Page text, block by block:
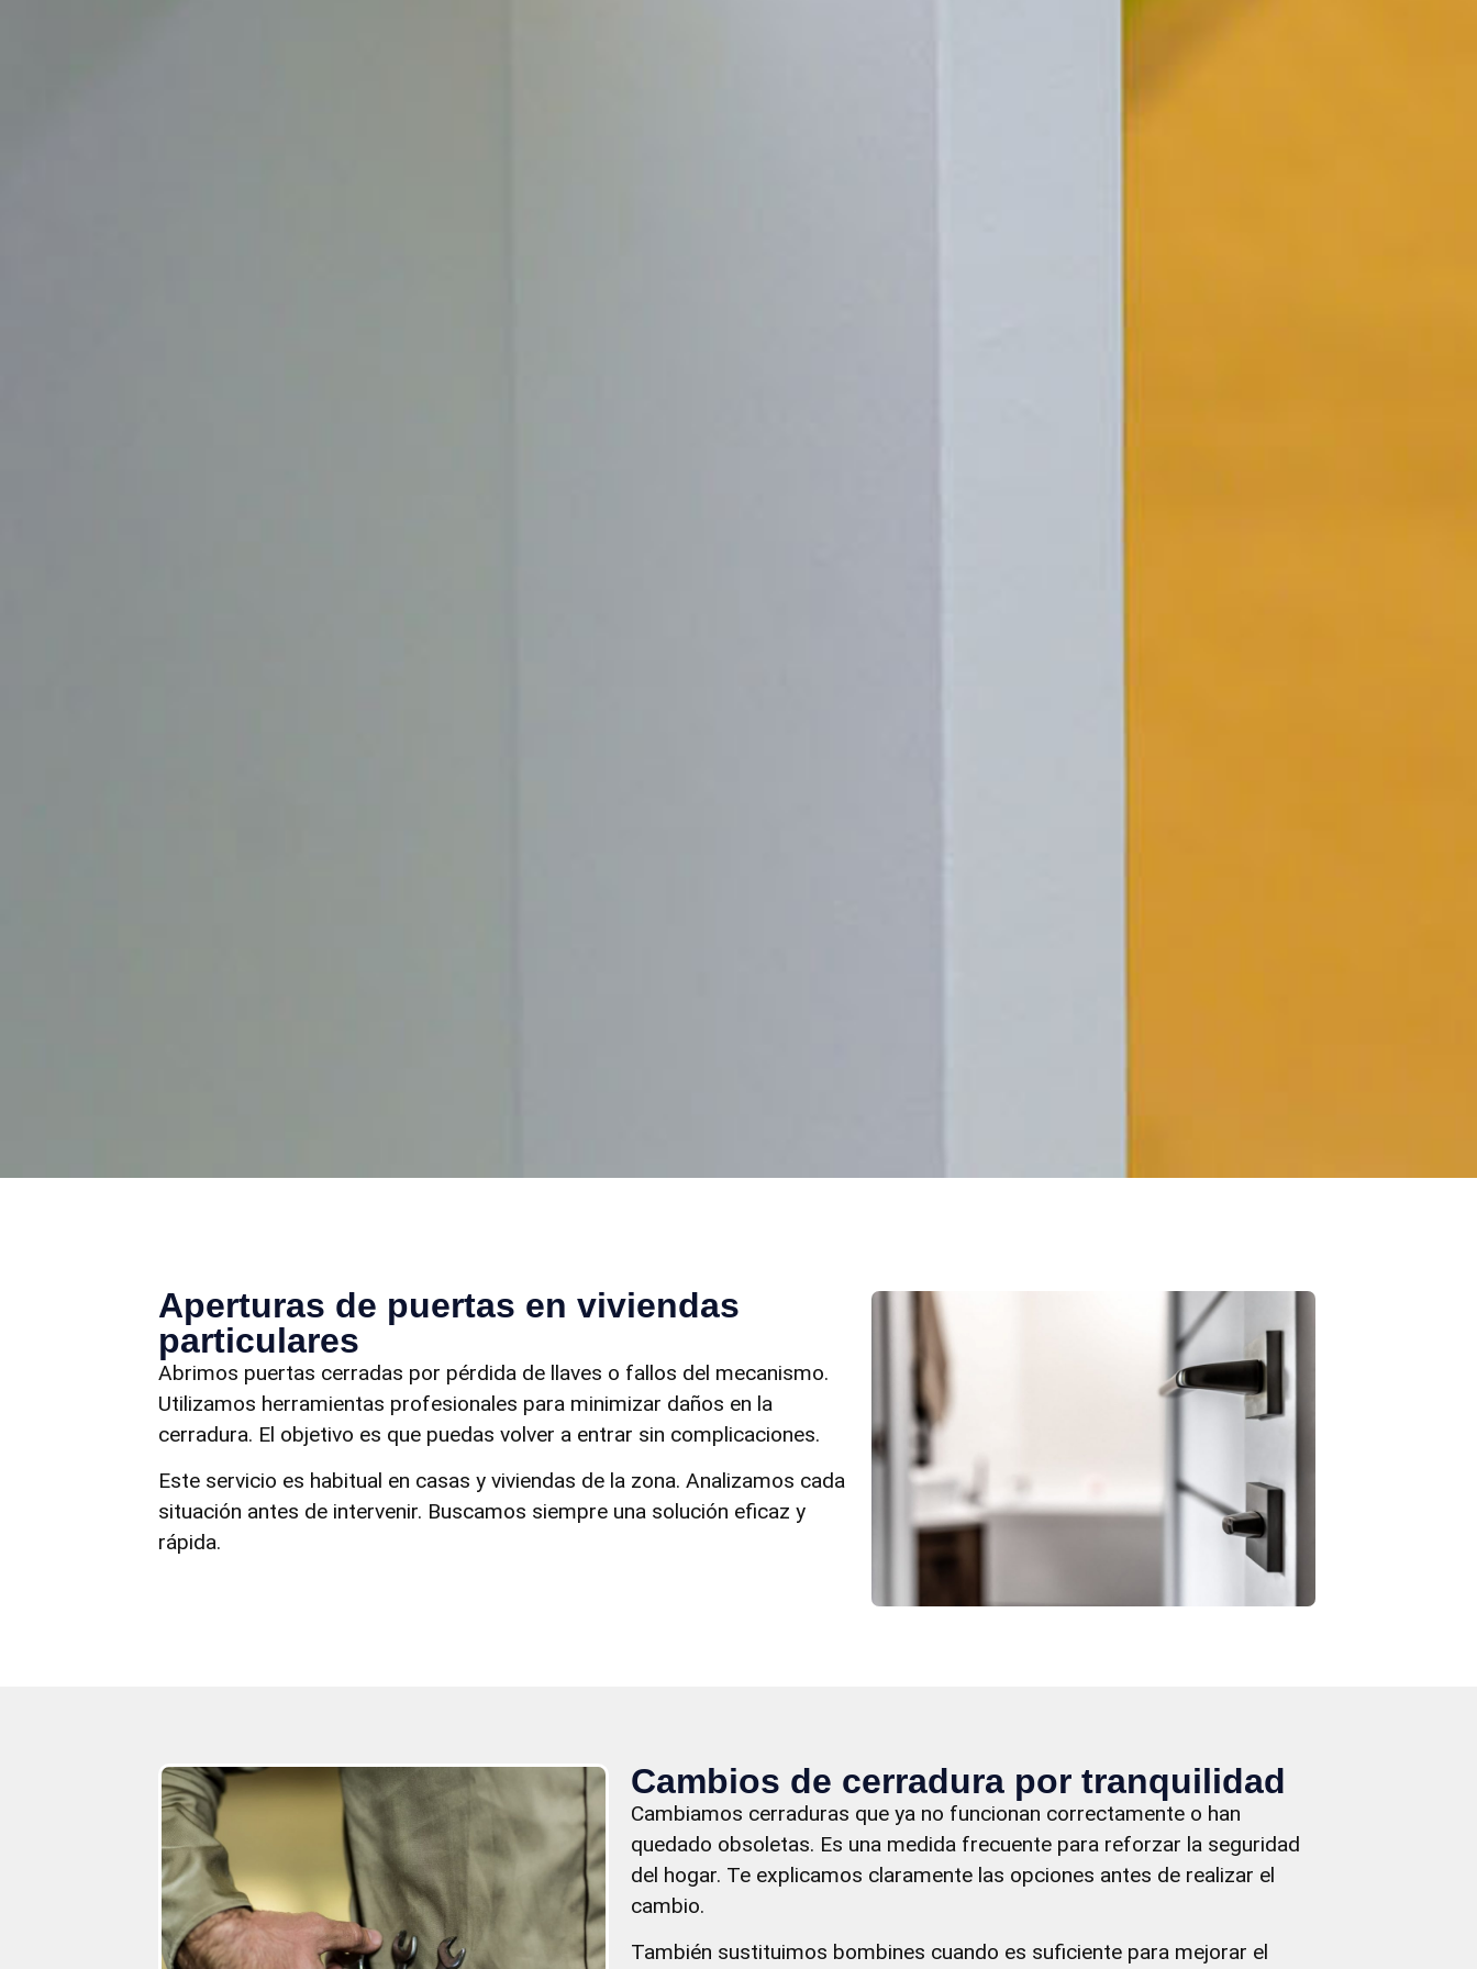
Aperturas de puertas en viviendas
particulares
Abrimos puertas cerradas por pérdida de llaves o fallos del mecanismo.
Utilizamos herramientas profesionales para minimizar daños en la
cerradura. El objetivo es que puedas volver a entrar sin complicaciones.
Este servicio es habitual en casas y viviendas de la zona. Analizamos cada
situación antes de intervenir. Buscamos siempre una solución eficaz y
rápida.
Cambios de cerradura por tranquilidad
Cambiamos cerraduras que ya no funcionan correctamente o han
quedado obsoletas. Es una medida frecuente para reforzar la seguridad
del hogar. Te explicamos claramente las opciones antes de realizar el
cambio.
También sustituimos bombines cuando es suficiente para mejorar el